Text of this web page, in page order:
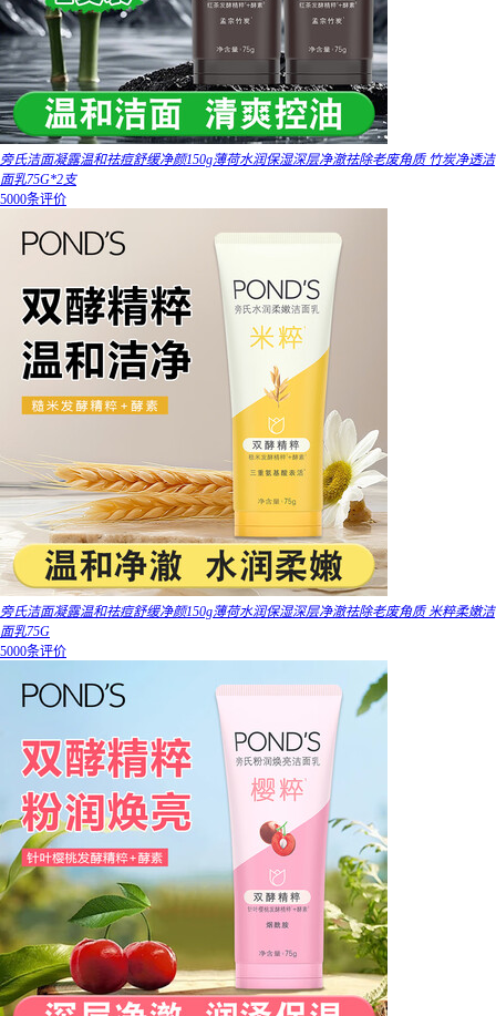
旁氏洁面凝露温和祛痘舒缓净颜150g薄荷水润保湿深层净澈祛除老废角质 竹炭净透洁
面乳75G*2支
5000条评价
旁氏洁面凝露温和祛痘舒缓净颜150g薄荷水润保湿深层净澈祛除老废角质 米粹柔嫩洁
面乳75G
5000条评价